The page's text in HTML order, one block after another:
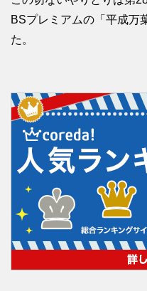
BSプレミアムの「平成万
た。